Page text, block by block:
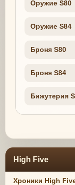
Оружие S80
Оружие S84
Броня S80
Броня S84
Бижутерия
High Five
Хроники High